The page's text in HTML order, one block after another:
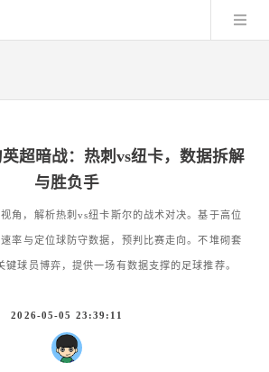
超暗战：热刺vs纽卡，数据拆解
与胜负手
角，解析热刺vs纽卡斯尔的战术对决。基于高位
率与定位球防守数据，预判比赛走向。不堆砌套
键球员博弈，提供一场有数据支撑的足球推荐。
2026-05-05 23:39:11